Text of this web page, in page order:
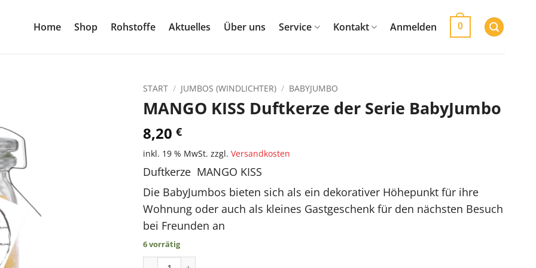
Home Shop Rohstoffe Aktuelles Über uns Service Kontakt Anmelden 0
START / JUMBOS (WINDLICHTER) / BABYJUMBO
MANGO KISS Duftkerze der Serie BabyJumbo
8,20 €
inkl. 19 % MwSt. zzgl. Versandkosten
Duftkerze MANGO KISS
Die BabyJumbos bieten sich als ein dekorativer Höhepunkt für ihre
Wohnung oder auch als kleines Gastgeschenk für den nächsten Besuch
bei Freunden an
6 vorrätig
MANGO KISS Duftkerze der Serie BabyJumbo Menge